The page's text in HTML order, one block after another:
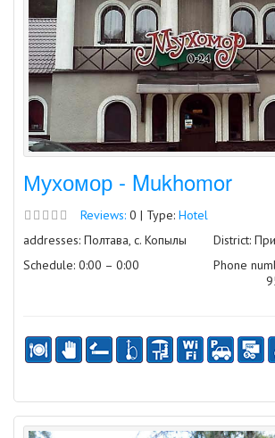
Мухомор - Mukhomor
Reviews: 0 | Type: Hotel
addresses: Полтава, с. Копылы
Schedule: 0:00 – 0:00
District:
Phone